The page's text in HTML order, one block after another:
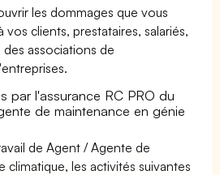
les dommages que vous
clients, prestataires, salariés,
associations de
par l'assurance RC PRO du
de maintenance en génie
de Agent / Agente de
climatique, les activités suivantes